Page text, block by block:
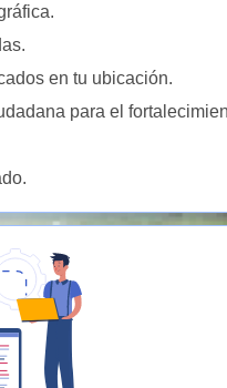
en tu ubicación.
para el